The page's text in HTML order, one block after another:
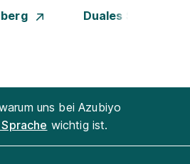
Duales Studium
uns bei Azubiyo
wichtig ist.